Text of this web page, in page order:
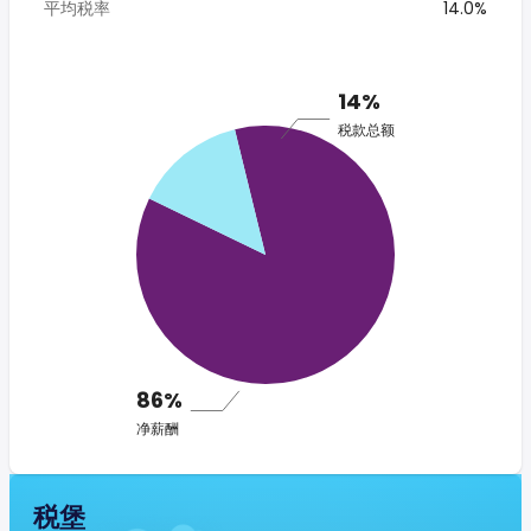
平均税率 14.0%
14%
税款总额
86%
净薪酬
税堡